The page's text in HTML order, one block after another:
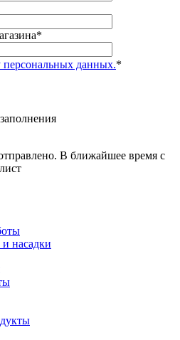
*
персональных данных.*
В ближайшее время с
насадки